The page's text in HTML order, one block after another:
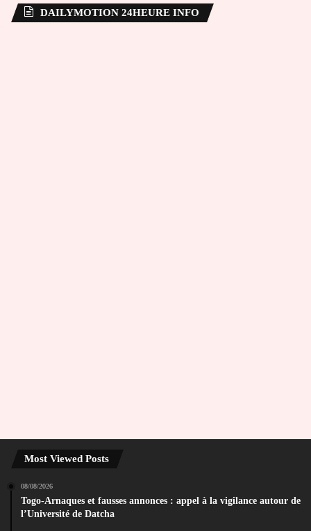
DAILYMOTION 24HEURE INFO
Most Viewed Posts
08/08/2026
Togo-Arnaques et fausses annonces : appel à la vigilance autour de
l’Université de Datcha